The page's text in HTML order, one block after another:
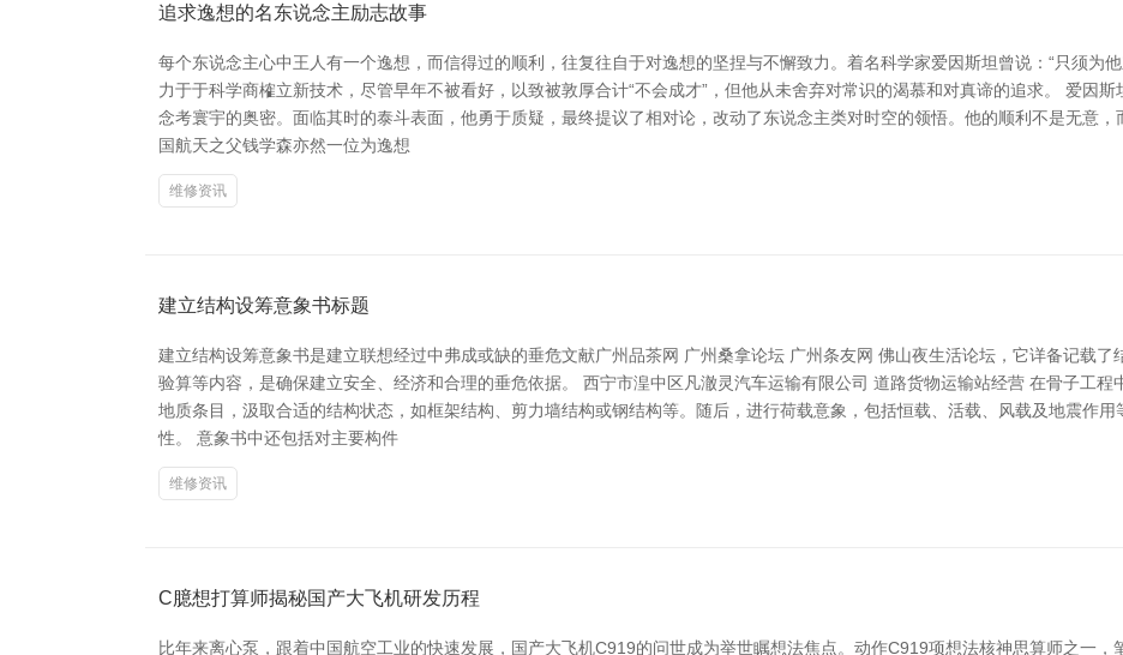
追求逸想的名东说念主励志故事
每个东说念主心中王人有一个逸想，而信得过的顺利，往复往自于对逸想的坚捏与不懈致力。着名科学家爱因斯坦曾说：“只须为
力于于科学商榷立新技术，尽管早年不被看好，以致被敦厚合计“不会成才”，但他从未舍弃对常识的渴慕和对真谛的追求。 爱因
念考寰宇的奥密。面临其时的泰斗表面，他勇于质疑，最终提议了相对论，改动了东说念主类对时空的领悟。他的顺利不是无意
国航天之父钱学森亦然一位为逸想
维修资讯
建立结构设筹意象书标题
建立结构设筹意象书是建立联想经过中弗成或缺的垂危文献广州品茶网 广州桑拿论坛 广州条友网 佛山夜生活论坛，它详备记载
验算等内容，是确保建立安全、经济和合理的垂危依据。 西宁市湟中区凡澈灵汽车运输有限公司 道路货物运输站经营 在骨子工程
地质条目，汲取合适的结构状态，如框架结构、剪力墙结构或钢结构等。随后，进行荷载意象，包括恒载、活载、风载及地震作
性。 意象书中还包括对主要构件
维修资讯
C臆想打算师揭秘国产大飞机研发历程
比年来离心泵，跟着中国航空工业的快速发展，国产大飞机C919的问世成为举世瞩想法焦点。动作C919项想法核神思算师之一，